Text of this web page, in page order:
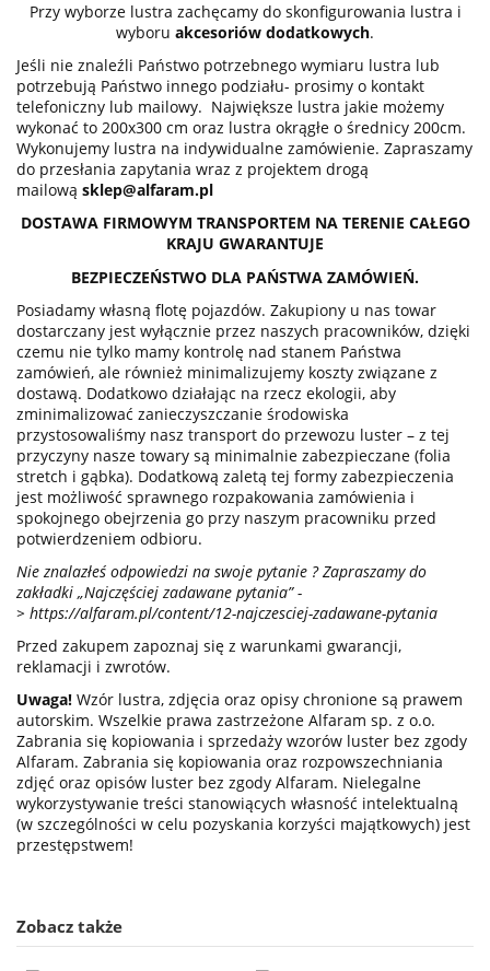
Przy wyborze lustra zachęcamy do skonfigurowania lustra i
wyboru akcesoriów dodatkowych.
Jeśli nie znaleźli Państwo potrzebnego wymiaru lustra lub
potrzebują Państwo innego podziału- prosimy o kontakt
telefoniczny lub mailowy. Największe lustra jakie możemy
wykonać to 200x300 cm oraz lustra okrągłe o średnicy 200cm.
Wykonujemy lustra na indywidualne zamówienie. Zapraszamy
do przesłania zapytania wraz z projektem drogą
mailową sklep@alfaram.pl
DOSTAWA FIRMOWYM TRANSPORTEM NA TERENIE CAŁEGO
KRAJU GWARANTUJE
BEZPIECZEŃSTWO DLA PAŃSTWA ZAMÓWIEŃ.
Posiadamy własną flotę pojazdów. Zakupiony u nas towar
dostarczany jest wyłącznie przez naszych pracowników, dzięki
czemu nie tylko mamy kontrolę nad stanem Państwa
zamówień, ale również minimalizujemy koszty związane z
dostawą. Dodatkowo działając na rzecz ekologii, aby
zminimalizować zanieczyszczanie środowiska
przystosowaliśmy nasz transport do przewozu luster – z tej
przyczyny nasze towary są minimalnie zabezpieczane (folia
stretch i gąbka). Dodatkową zaletą tej formy zabezpieczenia
jest możliwość sprawnego rozpakowania zamówienia i
spokojnego obejrzenia go przy naszym pracowniku przed
potwierdzeniem odbioru.
Nie znalazłeś odpowiedzi na swoje pytanie ? Zapraszamy do
zakładki „Najczęściej zadawane pytania” -
> https://alfaram.pl/content/12-najczesciej-zadawane-pytania
Przed zakupem zapoznaj się z warunkami gwarancji,
reklamacji i zwrotów.
Uwaga! Wzór lustra, zdjęcia oraz opisy chronione są prawem
autorskim. Wszelkie prawa zastrzeżone Alfaram sp. z o.o.
Zabrania się kopiowania i sprzedaży wzorów luster bez zgody
Alfaram. Zabrania się kopiowania oraz rozpowszechniania
zdjęć oraz opisów luster bez zgody Alfaram. Nielegalne
wykorzystywanie treści stanowiących własność intelektualną
(w szczególności w celu pozyskania korzyści majątkowych) jest
przestępstwem!
Zobacz także